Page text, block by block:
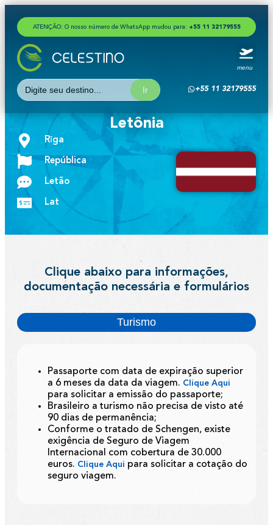
ATENÇÃO: O nosso número de WhatsApp mudou para: + 55 1 1 321 79555
menu
Search
for:
+55 11 32179555
Letônia
Rīga
República
Letão
Lat
Clique abaixo para informações,
documentação necessária e formulários
Turismo
Passaporte com data de expiração superior
a 6 meses da data da viagem. Clique Aqui
para solicitar a emissão do passaporte;
Brasileiro a turismo não precisa de visto até
90 dias de permanência;
Conforme o tratado de Schengen, existe
exigência de Seguro de Viagem
Internacional com cobertura de 30.000
euros. Clique Aqui para solicitar a cotação do
seguro viagem.